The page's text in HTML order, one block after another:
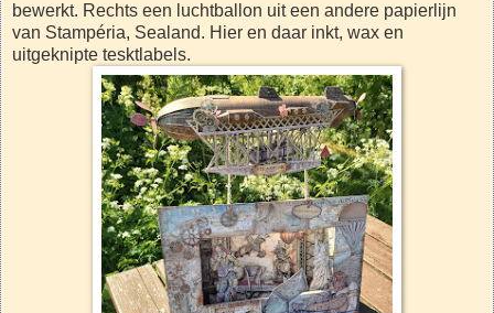
bewerkt. Rechts een luchtballon uit een andere papierlijn
van Stampéria, Sealand. Hier en daar inkt, wax en
uitgeknipte tesktlabels.